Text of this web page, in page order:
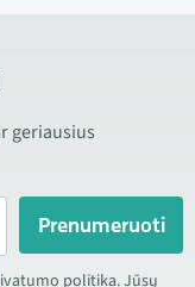
geriausius
Prenumeruoti
politika. Jūsų